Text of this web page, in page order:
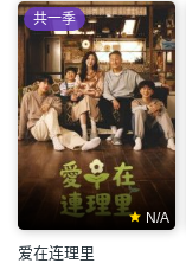
N/A
共一季
爱在连理里